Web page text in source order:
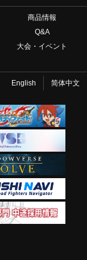
商品情報
Q&A
大会・イベント
English 简体中文